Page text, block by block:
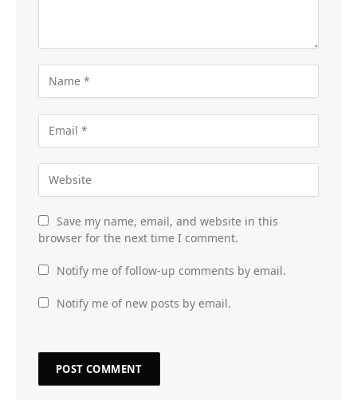
Save my name, email, and website in this
browser for the next time I comment.
Notify me of follow-up comments by email.
Notify me of new posts by email.